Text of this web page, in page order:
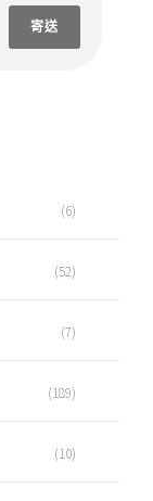
寄送
(6)
(52)
(7)
(189)
(10)